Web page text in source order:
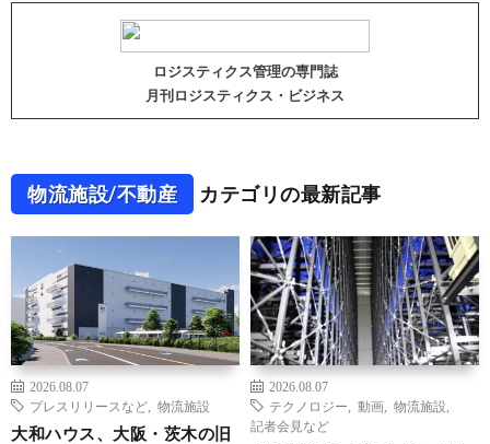
ロジスティクス管理の専門誌
月刊ロジスティクス・ビジネス
物流施設/不動産 カテゴリの最新記事
2026.08.07
プレスリリースなど
物流施設
大和ハウス、大阪・茨木の旧
2026.08.07
テクノロジー
動画 物流施設
記者会見など